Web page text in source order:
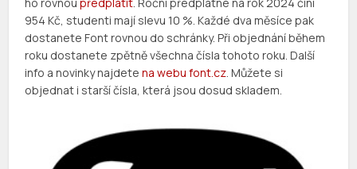
954 Kč, studenti mají slevu 10 %. Každé dva měsíce pak
dostanete Font rovnou do schránky. Při objednání během
roku dostanete zpětně všechna čísla tohoto roku. Další
info a novinky najdetena webu font.cz. Můžete si
objednat i starší čísla, která jsou dosud skladem.